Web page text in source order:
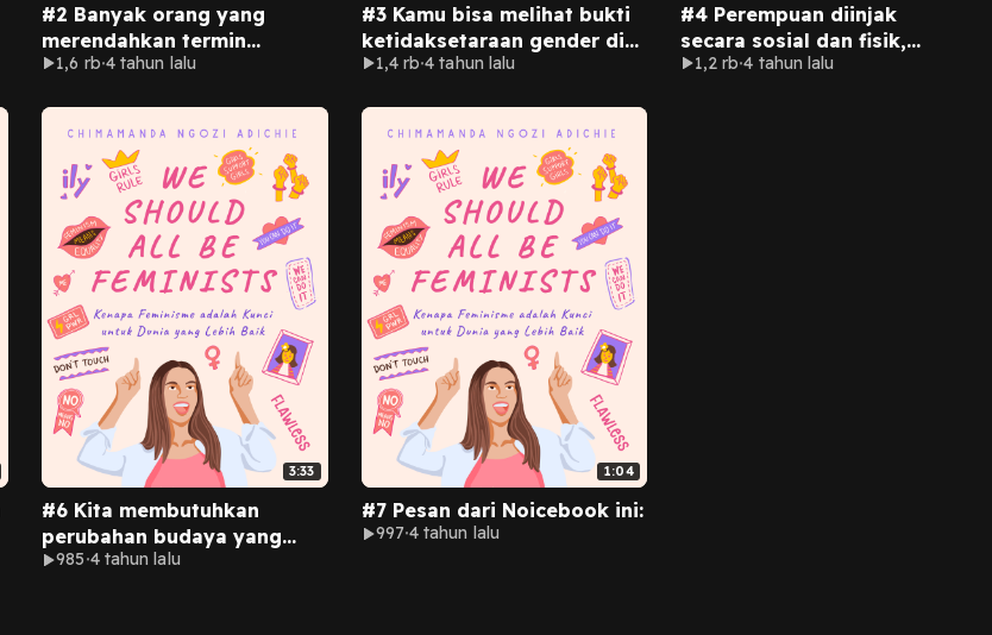
#2 Banyak orang yang
merendahkan termin
‘feminisme’ karena nggak
1,6 rb 4 tahun lalu
#3 Kamu bisa melihat bukti
ketidaksetaraan gender di
tempat kerja.
1,4 rb 4 tahun lalu
#4 Perempuan diinjak
secara sosial dan fisik,
hanya karena mereka
1,2 rb 4 tahun lalu
3:33
#6 Kita membutuhkan
perubahan budaya yang
menyuntikkan nilai
985 4 tahun lalu
1:04
#7 Pesan dari Noicebook ini:
997 4 tahun lalu